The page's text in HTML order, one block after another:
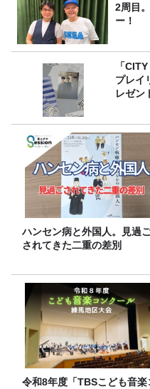
2周目
ー！
「
プレイ
レゼン
ハンセン病と外国人。見過
されてきた二重の差別
令和8年度「TBSこども音楽